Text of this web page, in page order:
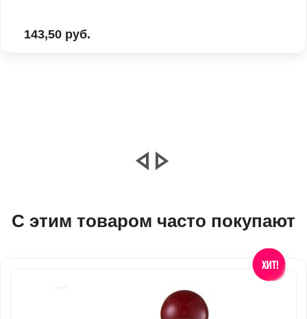
143,50 руб.
С этим товаром часто покупают